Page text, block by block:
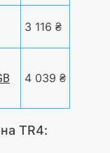
3 116 ₴
4 039 ₴
TR4: